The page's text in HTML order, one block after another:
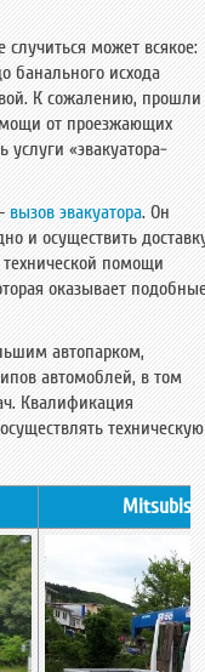
может всякое:
банального исхода
К сожалению, прошли
от проезжающих
услуги «эвакуатора-
вызов эвакуатора. Он
и осуществить
технической помощи
оказывает
автопарком,
автомоблей, в том
Квалификация
техническую